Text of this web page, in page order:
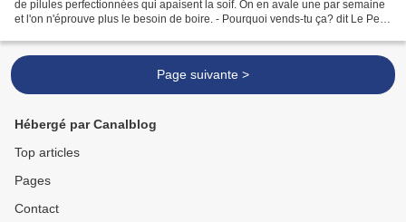
de pilules perfectionnées qui apaisent la soif. On en avale une par semaine
et l'on n'éprouve plus le besoin de boire. - Pourquoi vends-tu ça? dit Le Petit
Page suivante >
Hébergé par Canalblog
Top articles
Pages
Contact